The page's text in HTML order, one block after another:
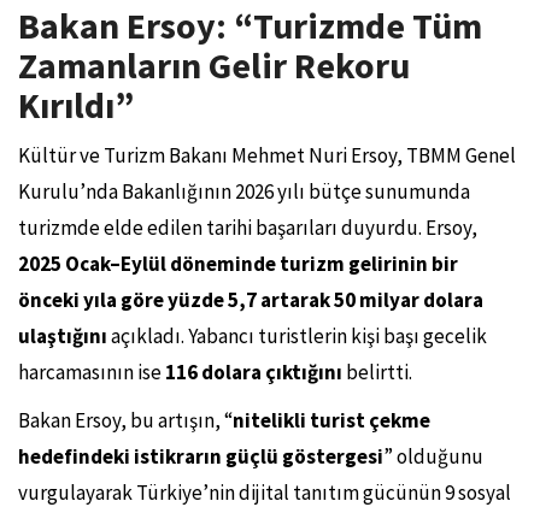
Bakan Ersoy: “Turizmde Tüm
Zamanların Gelir Rekoru
Kırıldı”
Kültür ve Turizm Bakanı Mehmet Nuri Ersoy, TBMM Genel
Kurulu’nda Bakanlığının 2026 yılı bütçe sunumunda
turizmde elde edilen tarihi başarıları duyurdu. Ersoy,
2025 Ocak–Eylül döneminde turizm gelirinin bir
önceki yıla göre yüzde 5,7 artarak 50 milyar dolara
ulaştığınıaçıkladı. Yabancı turistlerin kişi başı gecelik
harcamasının ise116 dolara çıktığını belirtti.
Bakan Ersoy, bu artışın, “nitelikli turist çekme
hedefindeki istikrarın güçlü göstergesi” olduğunu
vurgulayarak Türkiye’nin dijital tanıtım gücünün 9 sosyal